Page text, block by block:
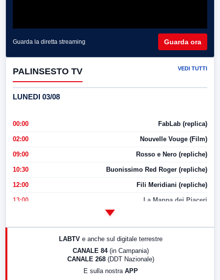
Guarda la diretta streaming Guarda ora
PALINSESTO TV VEDI TUTTI
LUNEDI 03/08
00:00 FabLab (replica)
02:00 Nouvelle Vouge (Film)
09:00 Rosso e Nero (repliche)
10:30 Buonissimo Red Roger (repliche)
12:00 Fili Meridiani (repliche)
13:00 La Mappa dei Piaceri
LABTV e anche sul digitale terrestre
CANALE 84 (in Campania)
CANALE 268 (DDT Nazionale)
E sulla nostra APP